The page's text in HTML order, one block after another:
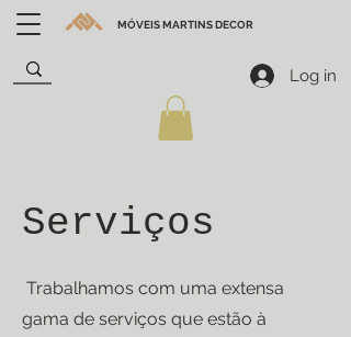
MÓVEIS MARTINS DECOR
Log in
Serviços
Trabalhamos com uma extensa
gama de serviços que estão à